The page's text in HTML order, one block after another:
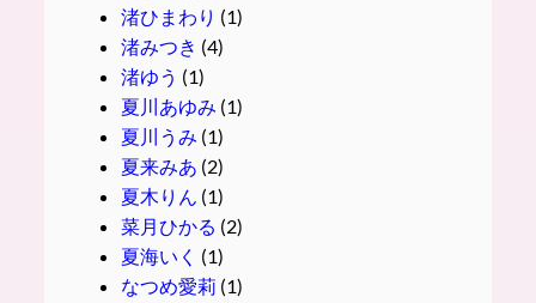
渚ひまわり (1)
渚みつき (4)
渚ゆう (1)
夏川あゆみ (1)
夏川うみ (1)
夏来みあ (2)
夏木りん (1)
菜月ひかる (2)
夏海いく (1)
なつめ愛莉 (1)